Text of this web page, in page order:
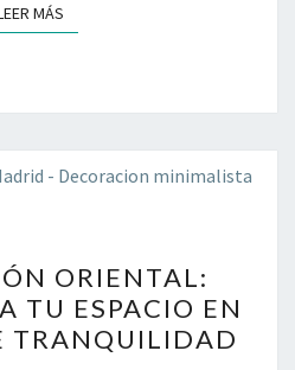
MÁSLEER MÁS
ORIENTAL:
TRANSFORMA
TU
ORIENTAL:
TU ESPACIO EN
TRANQUILIDAD